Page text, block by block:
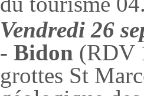
Vendredi 26
- Bidon (RDV
grottes St